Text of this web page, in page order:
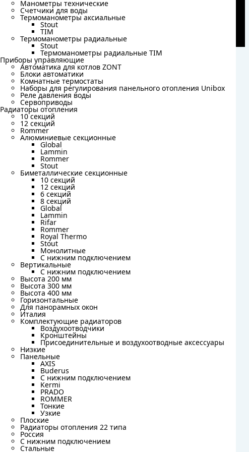
Манометры технические
Счетчики для воды
Термоманометры аксиальные
Stout
TIM
Термоманометры радиальные
Stout
Термоманометры радиальные TIM
Приборы управляющие
Автоматика для котлов ZONT
Блоки автоматики
Комнатные термостаты
Наборы для регулирования панельного отопления Unibox
Реле давления воды
Сервоприводы
Радиаторы отопления
10 секций
12 секций
Rommer
Алюминиевые секционные
Global
Lammin
Rommer
Stout
Биметаллические секционные
10 секций
12 секций
6 секций
8 секций
Global
Lammin
Rifar
Rommer
Royal Thermo
Stout
Монолитные
С нижним подключением
Вертикальные
С нижним подключением
Высота 200 мм
Высота 300 мм
Высота 400 мм
Горизонтальные
Для панорамных окон
Италия
Комплектующие радиаторов
Воздухоотводчики
Кронштейны
Присоединительные и воздухоотводные аксессуары
Низкие
Панельные
AXIS
Buderus
C нижним подключением
Kermi
PRADO
ROMMER
Тонкие
Узкие
Плоские
Радиаторы отопления 22 типа
Россия
С нижним подключением
Стальные
Манометры технические
Счетчики для воды
Термоманометры аксиальные
Stout
TIM
Термоманометры радиальные
Stout
Термоманометры радиальные TIM
Приборы управляющие
Автоматика для котлов ZONT
Блоки автоматики
Комнатные термостаты
Наборы для регулирования панельного отопления Unibox
Реле давления воды
Сервоприводы
Радиаторы отопления
10 секций
12 секций
Rommer
Алюминиевые секционные
Global
Lammin
Rommer
Stout
Биметаллические секционные
10 секций
12 секций
6 секций
8 секций
Global
Lammin
Rifar
Rommer
Royal Thermo
Stout
Монолитные
С нижним подключением
Вертикальные
С нижним подключением
Высота 200 мм
Высота 300 мм
Высота 400 мм
Горизонтальные
Для панорамных окон
Италия
Комплектующие радиаторов
Воздухоотводчики
Кронштейны
Присоединительные и воздухоотводные аксессуары
Низкие
Панельные
AXIS
Buderus
C нижним подключением
Kermi
PRADO
ROMMER
Тонкие
Узкие
Плоские
Радиаторы отопления 22 типа
Россия
С нижним подключением
Стальные